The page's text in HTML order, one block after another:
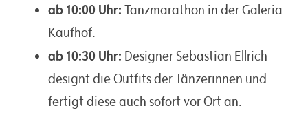
ab 10:00 Uhr: Tanzmarathon in der Galeria
Kaufhof.
ab 10:30 Uhr: Designer Sebastian Ellrich
designt die Outfits der Tänzerinnen und
fertigt diese auch sofort vor Ort an.